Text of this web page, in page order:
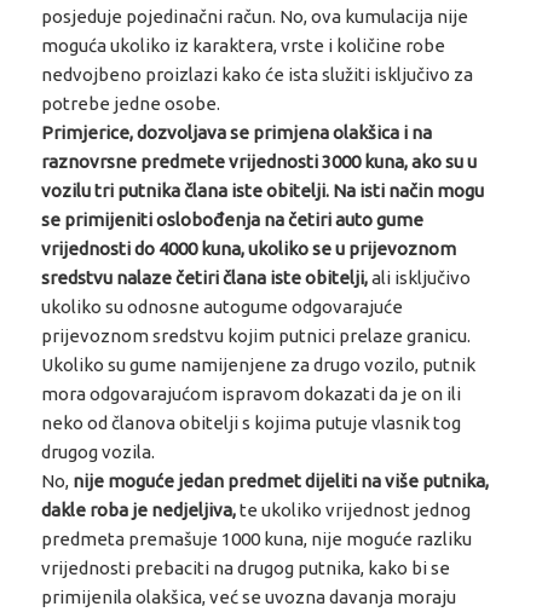
posjeduje pojedinačni račun. No, ova kumulacija nije
moguća ukoliko iz karaktera, vrste i količine robe
nedvojbeno proizlazi kako će ista služiti isključivo za
potrebe jedne osobe.
Primjerice, dozvoljava se primjena olakšica i na
raznovrsne predmete vrijednosti 3000 kuna, ako su u
vozilu tri putnika člana iste obitelji. Na isti način mogu
se primijeniti oslobođenja na četiri auto gume
vrijednosti do 4000 kuna, ukoliko se u prijevoznom
sredstvu nalaze četiri člana iste obitelji,ali isključivo
ukoliko su odnosne autogume odgovarajuće
prijevoznom sredstvu kojim putnici prelaze granicu.
Ukoliko su gume namijenjene za drugo vozilo, putnik
mora odgovarajućom ispravom dokazati da je on ili
neko od članova obitelji s kojima putuje vlasnik tog
drugog vozila.
No, nije moguće jedan predmet dijeliti na više putnika,
dakle roba je nedjeljiva,te ukoliko vrijednost jednog
predmeta premašuje 1000 kuna, nije moguće razliku
vrijednosti prebaciti na drugog putnika, kako bi se
primijenila olakšica, već se uvozna davanja moraju